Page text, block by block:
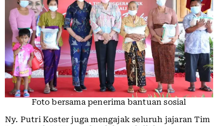
Foto bersama penerima bantuan sosial
Ny. Putri Koster juga mengajak seluruh jajaran Tim